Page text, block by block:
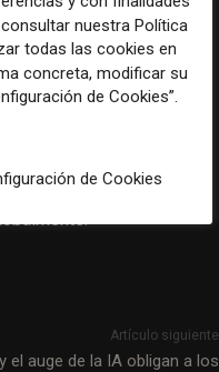
de verificación de
no reducirán la
sin alterar la
dejarán de mostrarse
el programa de
Artículo siguiente
el auge de la IA obligan a los
nuestra Política
todas las cookies en
concreta, modificar su
de Cookies”.
de Cookies